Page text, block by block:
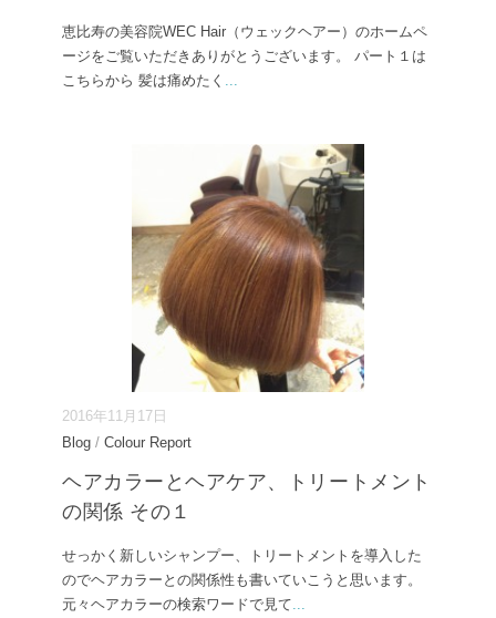
恵比寿の美容院WEC Hair（ウェックヘアー）のホームペ
ージをご覧いただきありがとうございます。 パート１は
こちらから 髪は痛めたく
2016年11月17日
Blog / Colour Report
ヘアカラーとヘアケア、トリートメント
の関係 その１
せっかく新しいシャンプー、トリートメントを導入した
のでヘアカラーとの関係性も書いていこうと思います。
元々ヘアカラーの検索ワードで見て